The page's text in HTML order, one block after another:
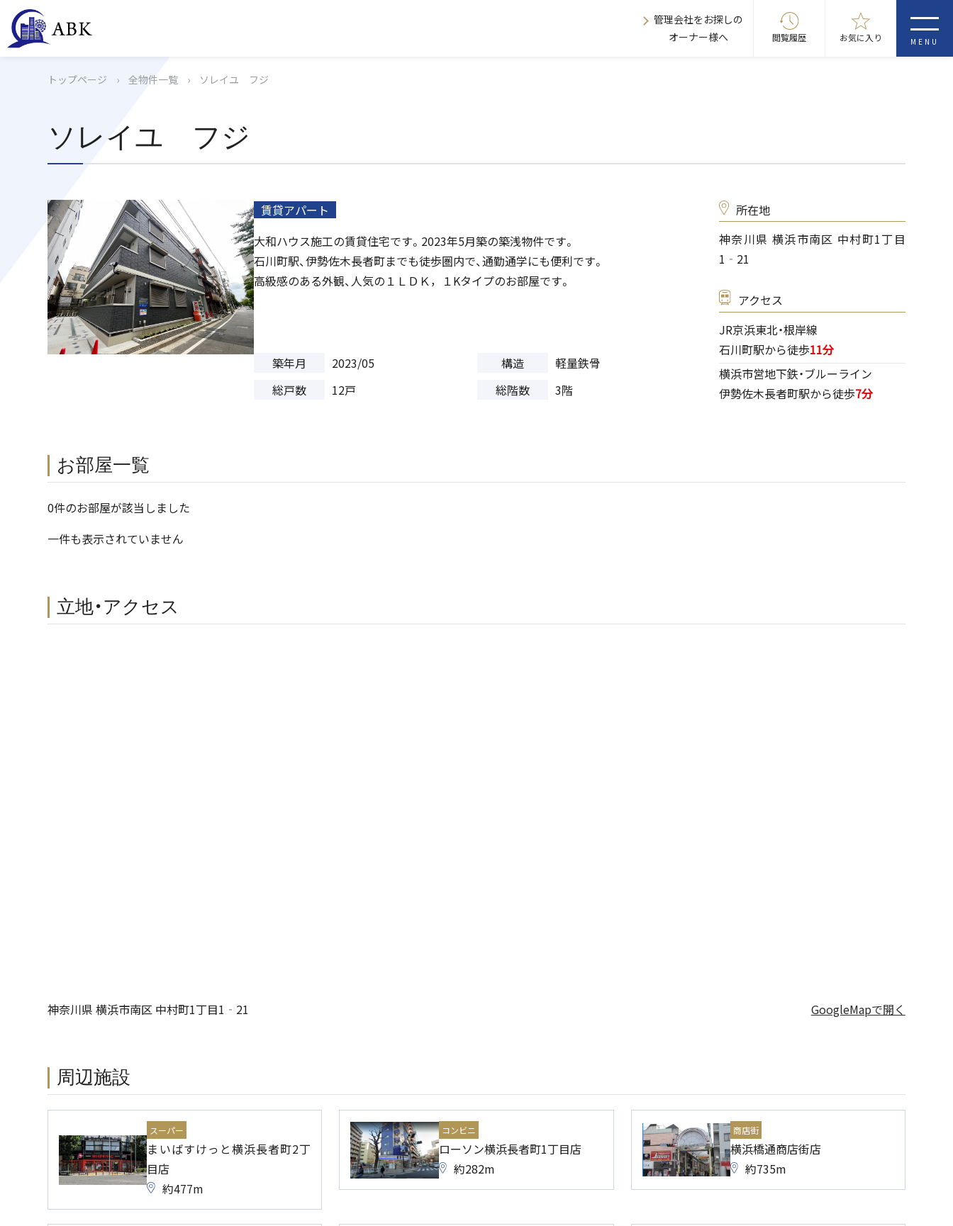
管理会社をお探しの
オーナー様へ
閲覧履歴 お気に入り MENU
トップページ › 全物件一覧 › ソレイユ フジ
ソレイユ フジ
賃貸アパート
大和ハウス施工の賃貸住宅です。2023年5月築の築浅物件です。
石川町駅、伊勢佐木長者町までも徒歩圏内で、通勤通学にも便利です。
高級感のある外観、人気の１ＬＤＫ，１Kタイプのお部屋です。
築年月 2023/05 構造
軽量鉄骨
総戸数
12戸 総階数 3階
所在地
神奈川県 横浜市南区 中村町1丁目
1‐21
アクセス
JR京浜東北・根岸線
石川町駅から徒歩11分
横浜市営地下鉄・ブルーライン
伊勢佐木長者町駅から徒歩7分
お部屋一覧
0件のお部屋が該当しました
一件も表示されていません
立地・アクセス
神奈川県 横浜市南区 中村町1丁目1‐21 GoogleMapで開く
周辺施設
スーパー
まいばすけっと横浜長者町2丁
目店
約477m
コンビニ
ローソン横浜長者町1丁目店
約282m
商店街
横浜橋通商店街店
約735m